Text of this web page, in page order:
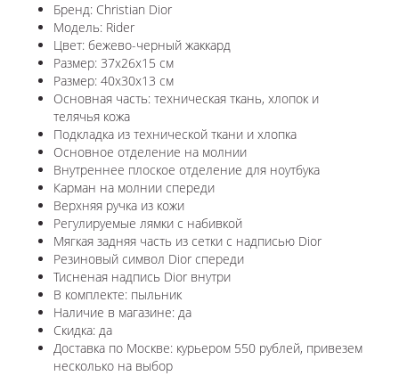
Бренд: Christian Dior
Модель: Rider
Цвет: бежево-черный жаккард
Размер: 37x26x15 см
Размер: 40x30x13 см
Основная часть: техническая ткань, хлопок и
телячья кожа
Подкладка из технической ткани и хлопка
Основное отделение на молнии
Внутреннее плоское отделение для ноутбука
Карман на молнии спереди
Верхняя ручка из кожи
Регулируемые лямки с набивкой
Мягкая задняя часть из сетки с надписью Dior
Резиновый символ Dior спереди
Тисненая надпись Dior внутри
В комплекте: пыльник
Наличие в магазине: да
Скидка: да
Доставка по Москве: курьером 550 рублей, привезем
несколько на выбор